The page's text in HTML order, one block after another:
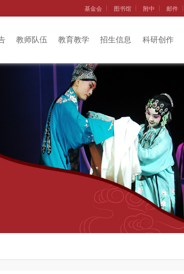
基金会 图书馆 附中 邮件
教师队伍 教育教学 招生信息 科研创作